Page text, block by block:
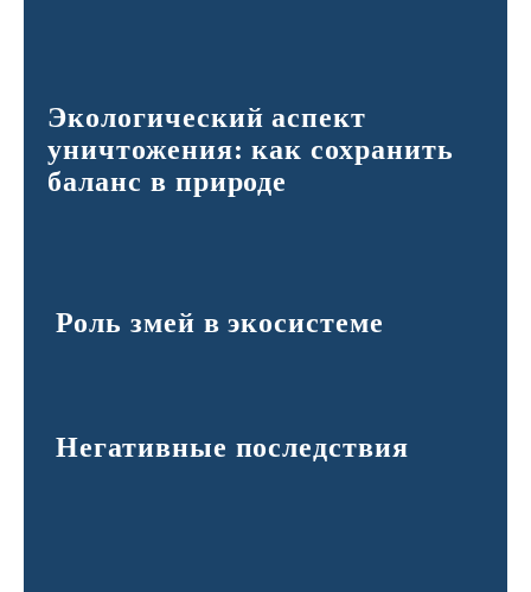
Экологический аспект
уничтожения: как сохранить
баланс в природе
Роль змей в экосистеме
Негативные последствия